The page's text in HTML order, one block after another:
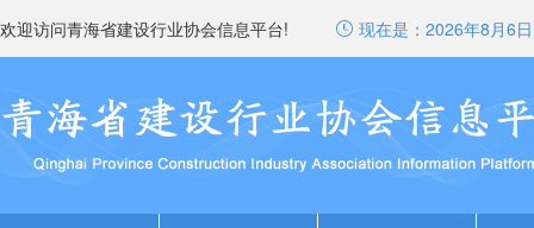
欢迎访问青海省建设行业协会信息平台! 现在是： 2026年8月6